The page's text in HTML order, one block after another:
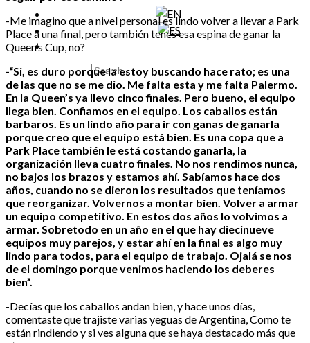
-Me imagino que a nivel personal es lindo volver a llevar a Park
Place a una final, pero también tenes esa espina de ganar la
Queen’s Cup, no?
-“Si, es duro porque la estoy buscando hace rato; es una
de las que no se me dio. Me falta esta y me falta Palermo.
En la Queen’s ya llevo cinco finales. Pero bueno, el equipo
llega bien. Confiamos en el equipo. Los caballos están
barbaros. Es un lindo año para ir con ganas de ganarla
porque creo que el equipo está bien. Es una copa que a
Park Place también le está costando ganarla, la
organización lleva cuatro finales. No nos rendimos nunca,
no bajos los brazos y estamos ahí. Sabíamos hace dos
años, cuando no se dieron los resultados que teníamos
que reorganizar. Volvernos a montar bien. Volver a armar
un equipo competitivo. En estos dos años lo volvimos a
armar. Sobretodo en un año en el que hay diecinueve
equipos muy parejos, y estar ahí en la final es algo muy
lindo para todos, para el equipo de trabajo. Ojalá se nos
de el domingo porque venimos haciendo los deberes
bien”.
-Decías que los caballos andan bien, y hace unos días,
comentaste que trajiste varias yeguas de Argentina, Como te
están rindiendo y si ves alguna que se haya destacado más que